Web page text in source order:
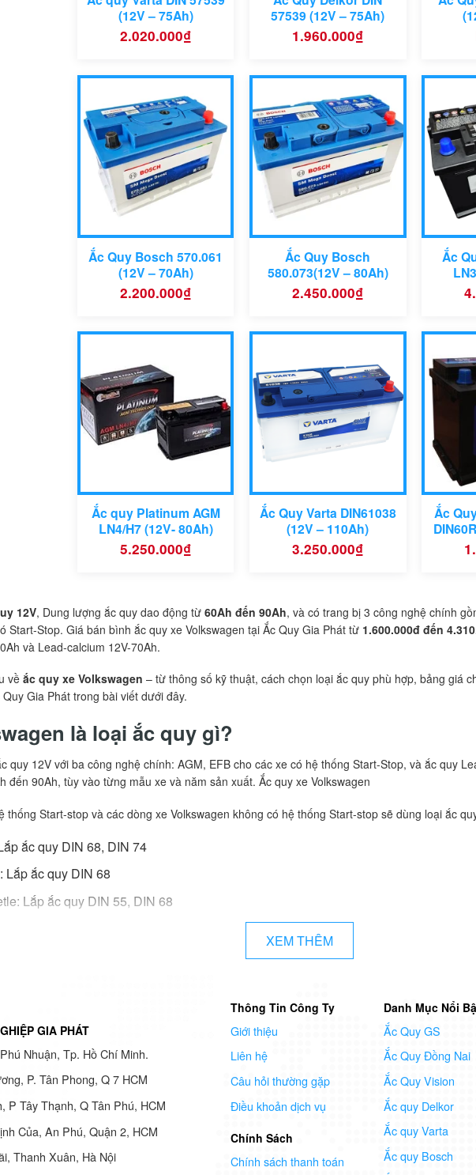
(12V – 75Ah)
2.020.000₫
57539 (12V – 75Ah)
1.960.000₫
Kích thước 278 x 175 x
175 mm
Công nghệ:
Ắc Quy Bosch 570.061
(12V – 70Ah)
2.200.000₫
Bảo hàng
Công nghệ:
Dòng xe tương thích:
Ắc Quy Bosch
580.073(12V – 80Ah)
2.450.000₫
Ắc
Ắc quy Platinum AGM
LN4/H7 (12V- 80Ah)
5.250.000₫
Ắc Quy Varta DIN61038
(12V – 110Ah)
3.250.000₫
Ắc
12V, Dung lượng ắc quy dao động từ 60Ah đến 90Ah, và có trang bị 3 công nghệ chính
Start-Stop. Giá bán bình ắc quy xe Volkswagen tại Ắc Quy Gia Phát từ 1.600.000đ đến
và Lead-calcium 12V-70Ah.
về ắc quy xe Volkswagen – từ thông số kỹ thuật, cách chọn loại ắc quy phù hợp, bảng giá
Gia Phát trong bài viết dưới đây.
là loại ắc quy gì?
quy 12V với ba công nghệ chính: AGM, EFB cho các xe có hệ thống Start-Stop, và ắc quy
đến 90Ah, tùy vào từng mẫu xe và năm sản xuất. Ắc quy xe Volkswagen
thống Start-stop và các dòng xe Volkswagen không có hệ thống Start-stop sẽ dùng loại ắc
ắc quy DIN 68, DIN 74
Lắp ắc quy DIN 68
Lắp ắc quy DIN 55, DIN 68
cung cấp ắc quy cho những dòng xe
xe mà Ắc Quy Gia Phát có cung cấp ắc quy:
XEM THÊM
GIA PHÁT
Nhuận, Tp. Hồ Chí Minh.
P. Tân Phong, Q 7 HCM
P Tây Thạnh, Q Tân Phú, HCM
Của, An Phú, Quận 2, HCM
Thanh Xuân, Hà Nội
Thông Tin Công Ty
Giới thiệu
Liên hệ
Câu hỏi thường gặp
Điều khoản dịch vụ
Chính Sách
Chính sách thanh toán
Danh Mục Nổi
Ắc Quy GS
Ắc Quy Đồng Nai
Ắc Quy Vision
Ắc quy Delkor
Ắc quy Varta
Ắc quy Bosch